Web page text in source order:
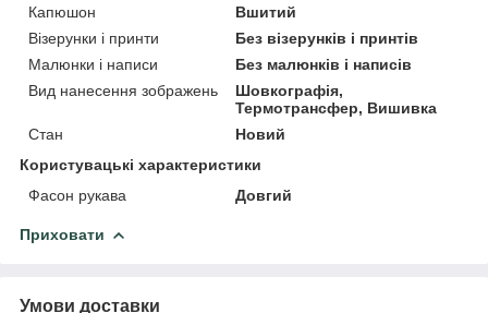
Капюшон
Вшитий
Візерунки і принти
Без візерунків і принтів
Малюнки і написи
Без малюнків і написів
Вид нанесення зображень
Шовкографія,
Термотрансфер, Вишивка
Стан
Новий
Користувацькі характеристики
Фасон рукава
Довгий
Приховати
Умови доставки